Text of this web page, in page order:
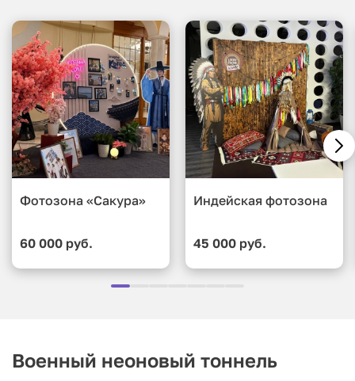
Фотозона «Сакура»
60 000 руб.
Индейская фотозона
45 000 руб.
Военный неоновый тоннель